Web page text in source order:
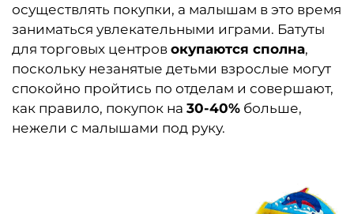
осуществлять покупки, а малышам в это время
заниматься увлекательными играми. Батуты
для торговых центров окупаются сполна,
поскольку незанятые детьми взрослые могут
спокойно пройтись по отделам и совершают,
как правило, покупок на 30-40% больше,
нежели с малышами под руку.